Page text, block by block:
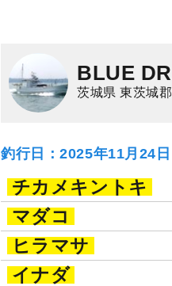
BLUE
茨城県 東茨城
釣行日：2025年11月24
チカメキントキ
マダコ
ヒラマサ
イナダ